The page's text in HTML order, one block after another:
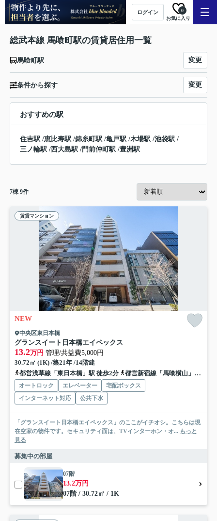
ログイン
お気に入り
0
総武本線 馬喰町駅の賃貸居住用一覧
馬喰町駅 変更
条件から探す 変更
おすすめの駅
住吉駅 /恵比寿駅 /錦糸町駅 /亀戸駅 /木場駅 /池袋駅 /
三ノ輪駅 /西大島駅 /門前仲町駅 /豊洲駅
7棟 9件
賃貸マンション
NEW
中央区東日本橋
グランスイート日本橋エイペックス
13.2万円 管理/共益費5,000円
30.72㎡ (1K) /築21年 /14階建
都営浅草線「東日本橋」駅 徒歩2分
都営新宿線「馬喰横山」駅 徒歩2分
オートロック エレベーター
宅配ボックス
インターネット対応
公共下水
「グランスイート日本橋エイペックス」のここがイチオシ。こちらは現
在空家の物件です。セキュリティ面は、TVインターホン・オ... もっと
見る
募集中の部屋
07階
13.2万円
07階 / 30.72㎡ / 1K